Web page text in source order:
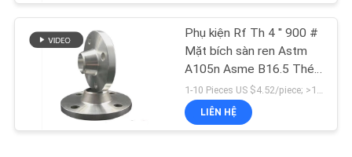
WEB
BẢO
Phụ kiện Rf Th 4 '' 900 #
Mặt bích sàn ren Astm
A105n Asme B16.5 Thép
không gỉ 304l
1-10 Pieces US $4.52/piece; >10 Pieces US $3.96/piece MOQ:1 miếng
LIÊN HỆ